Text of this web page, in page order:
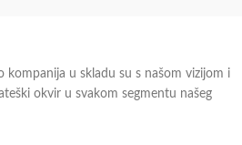
kompanija u skladu su s našom vizijom i
okvir u svakom segmentu našeg